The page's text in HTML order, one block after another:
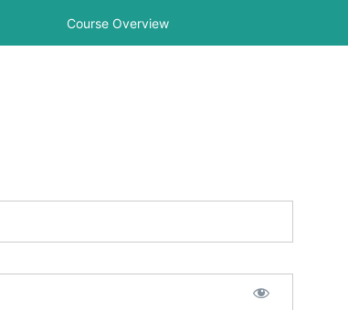
Course Overview